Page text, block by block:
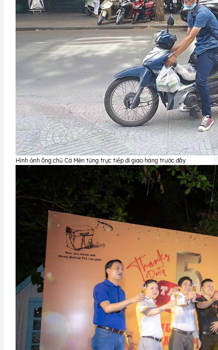
Hình ảnh ông chủ Cà Mèn từng trực tiếp đi giao hàng trước đây